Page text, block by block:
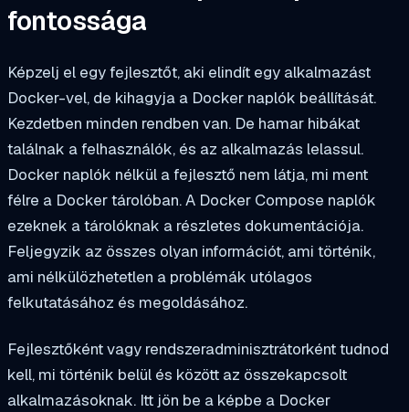
fontossága
Képzelj el egy fejlesztőt, aki elindít egy alkalmazást
Docker-vel, de kihagyja a Docker naplók beállítását.
Kezdetben minden rendben van. De hamar hibákat
találnak a felhasználók, és az alkalmazás lelassul.
Docker naplók nélkül a fejlesztő nem látja, mi ment
félre a Docker tárolóban. A Docker Compose naplók
ezeknek a tárolóknak a részletes dokumentációja.
Feljegyzik az összes olyan információt, ami történik,
ami nélkülözhetetlen a problémák utólagos
felkutatásához és megoldásához.
Fejlesztőként vagy rendszeradminisztrátorként tudnod
kell, mi történik belül és között az összekapcsolt
alkalmazásoknak. Itt jön be a képbe a Docker